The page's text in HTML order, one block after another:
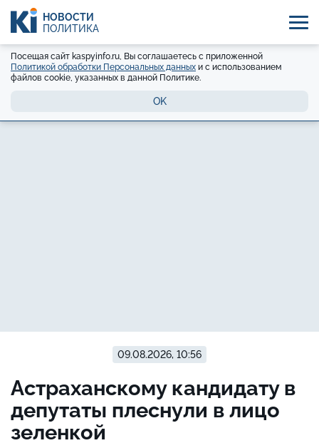
НОВОСТИ
ПОЛИТИКА
Посещая сайт kaspyinfo.ru, Вы соглашаетесь с приложенной
Политикой обработки Персональных данных и с использованием
файлов cookie, указанных в данной Политике.
OK
09.08.2026, 10:56
Астраханскому кандидату в
депутаты плеснули в лицо
зеленкой